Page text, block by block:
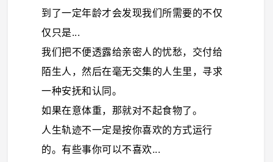
到了一定年龄才会发现我们所需要的不仅
仅只是...
我们把不便透露给亲密人的忧愁，交付给
陌生人，然后在毫无交集的人生里，寻求
一种安抚和认同。
如果在意体重，那就对不起食物了。
人生轨迹不一定是按你喜欢的方式运行
的。有些事你可以不喜欢...